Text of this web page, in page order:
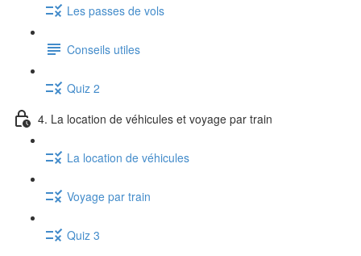
Les passes de vols
Conseils utiles
Quiz 2
4. La location de véhicules et voyage par train
La location de véhicules
Voyage par train
Quiz 3